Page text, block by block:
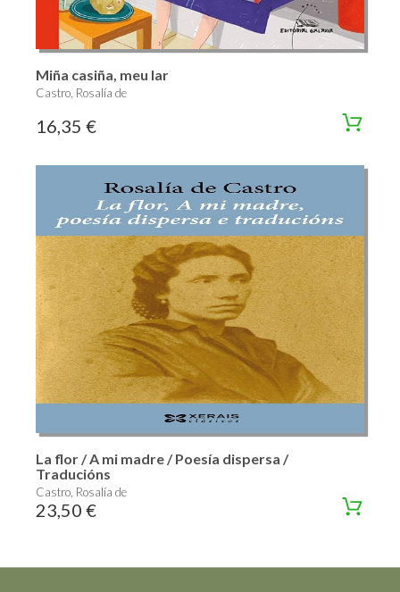
Miña casiña, meu lar
Castro, Rosalía de
16,35 €
La flor / A mi madre / Poesía dispersa /
Traducións
Castro, Rosalía de
23,50 €